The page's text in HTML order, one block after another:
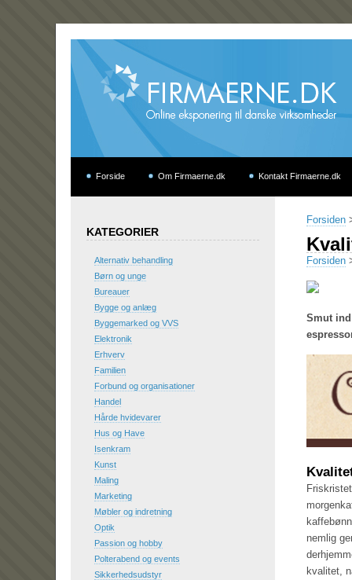
Forside Om Firmaerne.dk Kontakt Firmaerne.dk
Forsiden
Forsiden
Smut
nemlig
kvalitet,
KATEGORIER
Alternativ behandling
Børn og unge
Bureauer
Bygge og anlæg
Byggemarked og VVS
Elektronik
Erhverv
Familien
Forbund og organisationer
Handel
Hårde hvidevarer
Hus og Have
Isenkram
Kunst
Maling
Marketing
Møbler og indretning
Optik
Passion og hobby
Polterabend og events
Sikkerhedsudstyr